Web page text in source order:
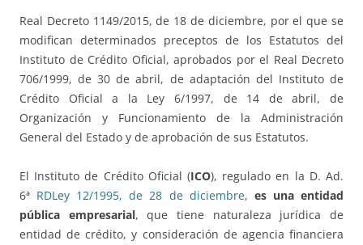
Real Decreto 1149/2015, de 18 de diciembre, por el que se
modifican determinados preceptos de los Estatutos del
Instituto de Crédito Oficial, aprobados por el Real Decreto
706/1999, de 30 de abril, de adaptación del Instituto de
Crédito Oficial a la Ley 6/1997, de 14 de abril, de
Organización y Funcionamiento de la Administración
General del Estado y de aprobación de sus Estatutos.
El Instituto de Crédito Oficial (ICO), regulado en la D. Ad.
6ª RDLey 12/1995, de 28 de diciembre, es una entidad
pública empresarial, que tiene naturaleza jurídica de
entidad de crédito, y consideración de agencia financiera